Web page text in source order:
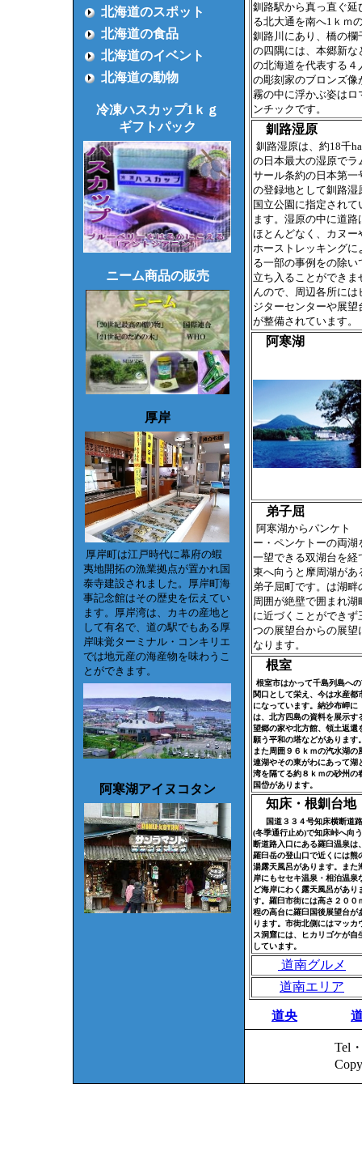
北海道のスポット
北海道の食品
北海道のイベント
北海道の動物
冷凍ハスカップ1ｋｇ
ギフトパック
ニーム商品の販売
厚岸
厚岸町は江戸時代に幕府の蝦
夷地開拓の漁業拠点が置かれ国
泰寺建設されました。厚岸町海
事記念館はその歴史を伝えてい
ます。厚岸湾は、カキの産地と
して有名で、道の駅でもある厚
岸味覚ターミナル・コンキリエ
では地元産の海産物を味わうこ
とができます。
阿寒湖アイヌコタン
釧路駅から真っ直ぐ延
る北大通を南へ1ｋｍ
釧路川にあり、橋の欄
の四隅には、本郷新な
の北海道を代表する４
の彫刻家のブロンズ像
霧の中に浮かぶ姿はロ
ンチックです。
釧路湿原
釧路湿原は、約18千ha
の日本最大の湿原でラ
サール条約の日本第一
の登録地として釧路湿
国立公園に指定されて
ます。湿原の中に道路
ほとんどなく、カヌー
ホーストレッキングに
る一部の事例をの除い
立ち入ることができま
んので、周辺各所には
ジターセンターや展望
が整備されています。
阿寒湖
弟子屈
阿寒湖からパンケト
ー・ペンケトーの両湖
一望できる双湖台を経
東へ向うと摩周湖があ
弟子屈町です。は湖畔
周囲が絶壁で囲まれ湖
に近づくことができず
つの展望台からの展望
なります。
根室
根室市はかって千島列島へ
関口として栄え、今は水産都
になっています。納沙布岬に
は、北方四島の資料を展示す
望郷の家や北方館、領土返還
願う平和の塔などがあります
また周囲９６ｋｍの汽水湖の
連湖やその東がわにあって湖
湾を隔てる約８ｋｍの砂州の
国岱があります。
知床・根釧台地
国道３３４号知床横断道路
(冬季通行止め)で知床峠へ向
断道路入口にある羅臼温泉は
羅臼岳の登山口で近くには熊
湯露天風呂があります。また
岸にもセセキ温泉・相泊温泉
ど海岸にわく露天風呂があり
す。羅臼市街には高さ２００
程の高台に羅臼国後展望台が
ります。市街北側にはマッカ
ス洞窟には、ヒカリゴケが自
しています。
道南グルメ
道南エリア
道央
Tel